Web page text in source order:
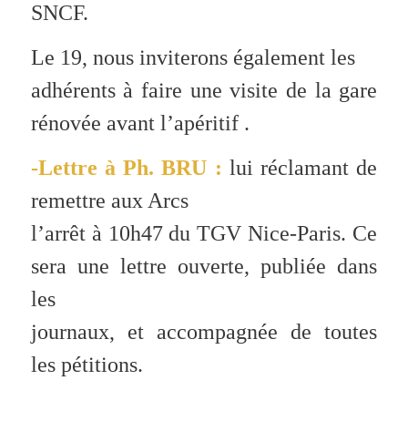
SNCF.
Le 19, nous inviterons également les
adhérents à faire une visite de la gare
rénovée avant l’apéritif .
-Lettre à Ph. BRU : lui réclamant de
remettre aux Arcs
l’arrêt à 10h47 du TGV Nice-Paris. Ce
sera une lettre ouverte, publiée dans
les
journaux, et accompagnée de toutes
les pétitions.